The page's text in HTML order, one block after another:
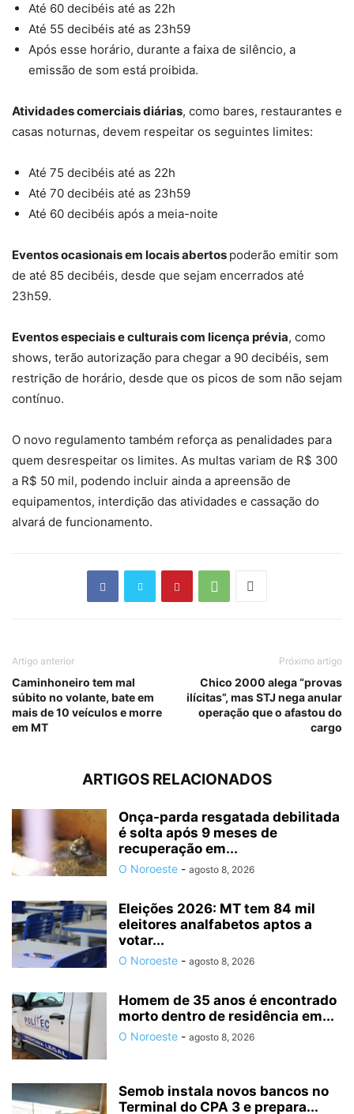
Até 60 decibéis até as 22h
Até 55 decibéis até as 23h59
Após esse horário, durante a faixa de silêncio, a
emissão de som está proibida.
Atividades comerciais diárias, como bares, restaurantes e
casas noturnas, devem respeitar os seguintes limites:
Até 75 decibéis até as 22h
Até 70 decibéis até as 23h59
Até 60 decibéis após a meia-noite
Eventos ocasionais em locais abertos poderão emitir som
de até 85 decibéis, desde que sejam encerrados até
23h59.
Eventos especiais e culturais com licença prévia, como
shows, terão autorização para chegar a 90 decibéis, sem
restrição de horário, desde que os picos de som não sejam
contínuo.
O novo regulamento também reforça as penalidades para
quem desrespeitar os limites. As multas variam de R$ 300
a R$ 50 mil, podendo incluir ainda a apreensão de
equipamentos, interdição das atividades e cassação do
alvará de funcionamento.
Artigo anterior
Caminhoneiro tem mal
súbito no volante, bate em
mais de 10 veículos e morre
em MT
Próximo artigo
Chico 2000 alega “provas
ilícitas”, mas STJ nega anular
operação que o afastou do
cargo
ARTIGOS RELACIONADOS
Onça-parda resgatada debilitada
é solta após 9 meses de
recuperação em...
O Noroeste - agosto 8, 2026
Eleições 2026: MT tem 84 mil
eleitores analfabetos aptos a
votar...
O Noroeste - agosto 8, 2026
Homem de 35 anos é encontrado
morto dentro de residência em...
O Noroeste - agosto 8, 2026
Semob instala novos bancos no
Terminal do CPA 3 e prepara...